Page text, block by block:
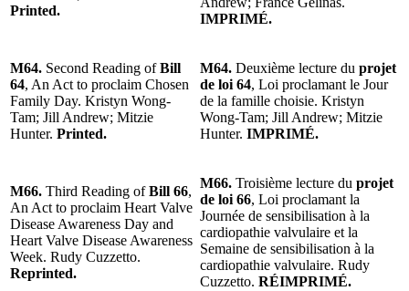
Printed.
IMPRIMÉ.
M64. Second Reading ofBill
64, An Act to proclaim Chosen
Family Day. Kristyn Wong-
Tam; Jill Andrew; Mitzie
Hunter. Printed.
M64. Deuxième lecture du projet
de loi 64, Loi proclamant le Jour
de la famille choisie. Kristyn
Wong-Tam; Jill Andrew; Mitzie
Hunter. IMPRIMÉ.
M66. Third Reading ofBill 66,
An Act to proclaim Heart Valve
Disease Awareness Day and
Heart Valve Disease Awareness
Week. Rudy Cuzzetto.
Reprinted.
M66. Troisième lecture du projet
de loi 66, Loi proclamant la
Journée de sensibilisation à la
cardiopathie valvulaire et la
Semaine de sensibilisation à la
cardiopathie valvulaire. Rudy
Cuzzetto. RÉIMPRIMÉ.